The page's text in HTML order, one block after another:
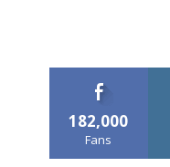
182,000
Fans